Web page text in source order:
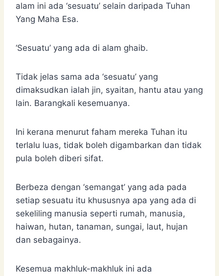
alam ini ada ‘sesuatu’ selain daripada Tuhan
Yang Maha Esa.
‘Sesuatu’ yang ada di alam ghaib.
Tidak jelas sama ada ‘sesuatu’ yang
dimaksudkan ialah jin, syaitan, hantu atau yang
lain. Barangkali kesemuanya.
Ini kerana menurut faham mereka Tuhan itu
terlalu luas, tidak boleh digambarkan dan tidak
pula boleh diberi sifat.
Berbeza dengan ‘semangat’ yang ada pada
setiap sesuatu itu khususnya apa yang ada di
sekeliling manusia seperti rumah, manusia,
haiwan, hutan, tanaman, sungai, laut, hujan
dan sebagainya.
Kesemua makhluk-makhluk ini ada